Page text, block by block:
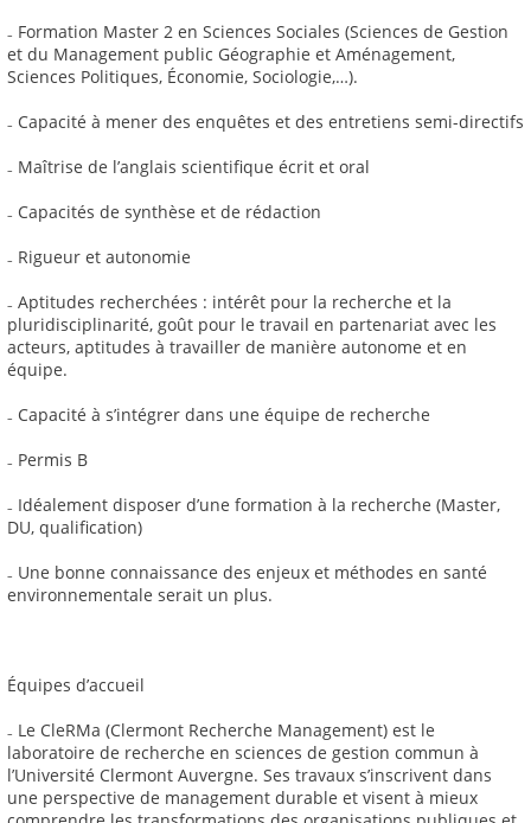
₋ Formation Master 2 en Sciences Sociales (Sciences de Gestion
et du Management public Géographie et Aménagement,
Sciences Politiques, Économie, Sociologie,…).
₋ Capacité à mener des enquêtes et des entretiens semi-directifs
₋ Maîtrise de l’anglais scientifique écrit et oral
₋ Capacités de synthèse et de rédaction
₋ Rigueur et autonomie
₋ Aptitudes recherchées : intérêt pour la recherche et la
pluridisciplinarité, goût pour le travail en partenariat avec les
acteurs, aptitudes à travailler de manière autonome et en
équipe.
₋ Capacité à s’intégrer dans une équipe de recherche
₋ Permis B
₋ Idéalement disposer d’une formation à la recherche (Master,
DU, qualification)
₋ Une bonne connaissance des enjeux et méthodes en santé
environnementale serait un plus.
Équipes d’accueil
₋ Le CleRMa (Clermont Recherche Management) est le
laboratoire de recherche en sciences de gestion commun à
l’Université Clermont Auvergne. Ses travaux s’inscrivent dans
une perspective de management durable et visent à mieux